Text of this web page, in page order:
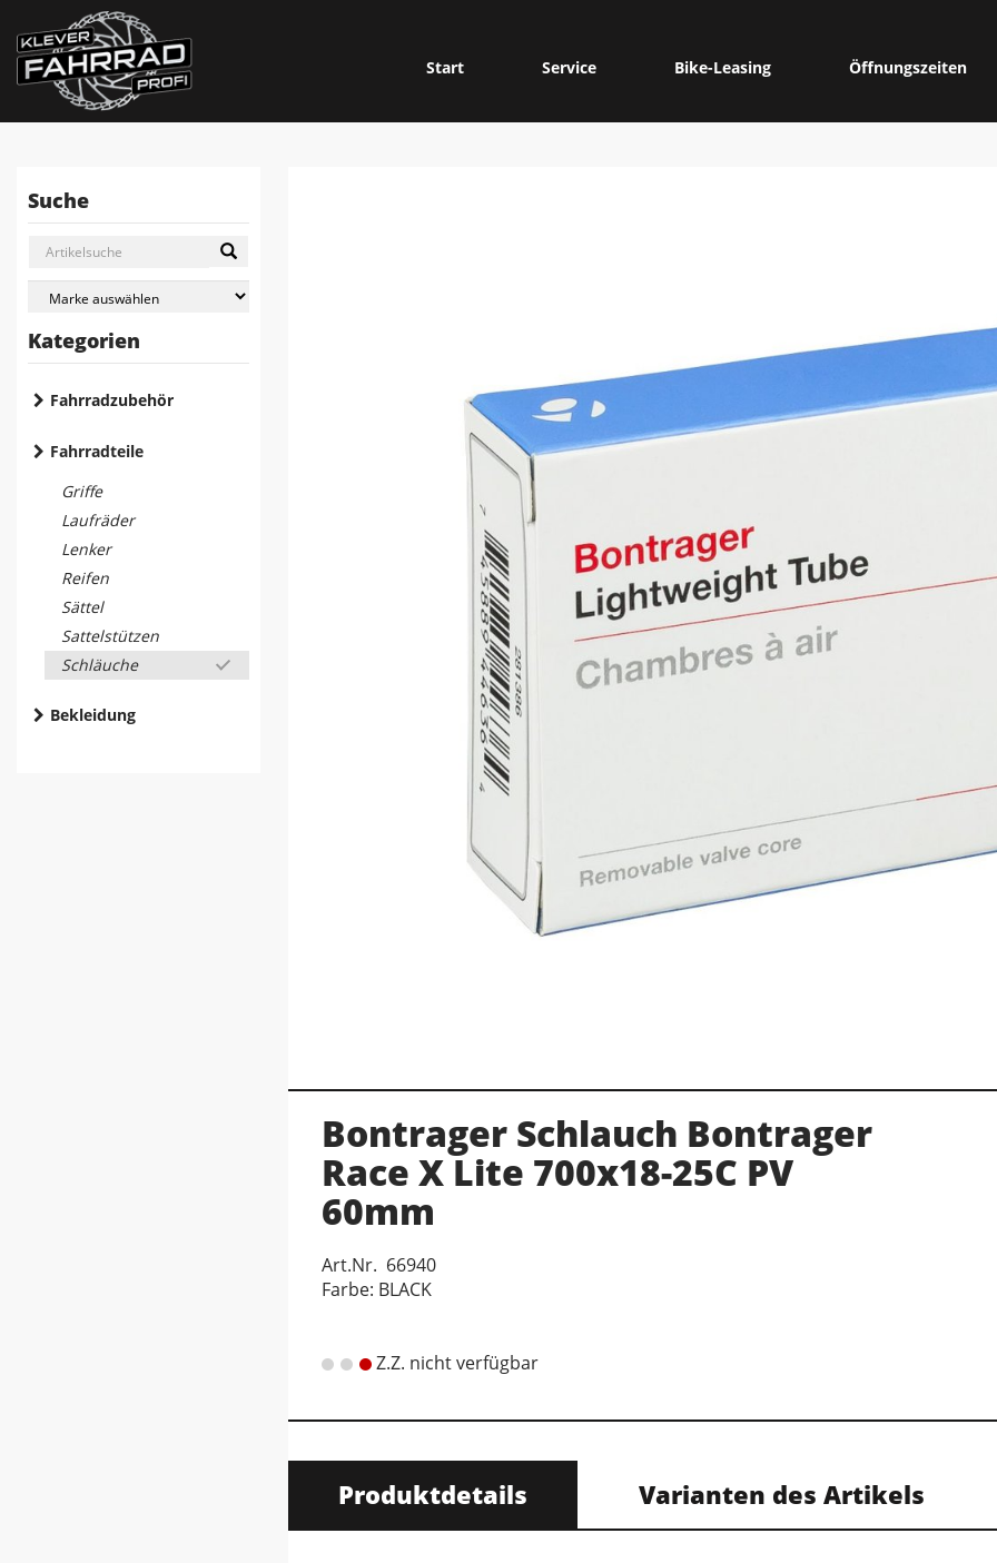
Start Service Bike-Leasing Öffnungszeiten
Suche
Kategorien
Fahrradzubehör
Fahrradteile
Griffe
Laufräder
Lenker
Reifen
Sättel
Sattelstützen
Schläuche
Bekleidung
Bontrager Schlauch Bontrager
Race X Lite 700x18-25C PV
60mm
Art.Nr. 66940
Farbe: BLACK
Z.Z. nicht verfügbar
Produktdetails Varianten des Artikels